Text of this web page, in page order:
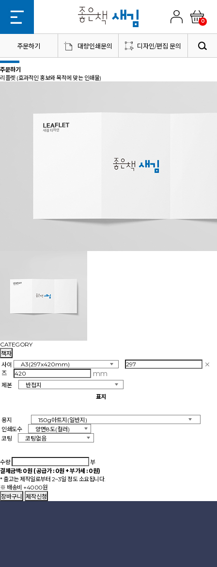
0
주문하기 대량인쇄문의 디자인/편집 문의
주문하기
리플렛 (효과적인 홍보와 목적에 맞는 인쇄물)
CATEGORY
책자
사이
즈
mm
제본
표지
용지
인쇄도수
코팅
수량
부
결제금액:0원 ( 공급가 : 0원 + 부가세 : 0원)
* 출고는 제작일로부터 2~3일 정도 소요됩니다.
※ 배송비 +4000원
장바구니 제작신청